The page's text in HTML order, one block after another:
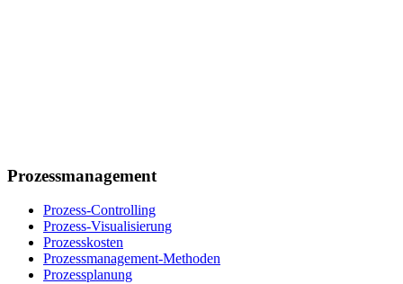
Prozessmanagement
Prozess-Controlling
Prozess-Visualisierung
Prozesskosten
Prozessmanagement-Methoden
Prozessplanung